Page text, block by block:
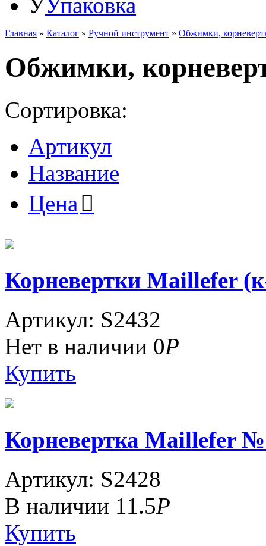
Главная » Каталог » Ручной инструмент » Обжимки,
Обжимки,
Сортировка:
Артикул
Название
Цена
Корневертки Maillefer
Артикул: S2432
Нет в наличии 0Р
Купить
Корневертка Maillefer
Артикул: S2428
В наличии 11.5Р
Купить